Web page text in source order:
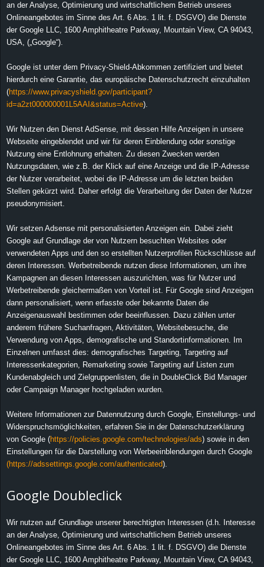
an der Analyse, Optimierung und wirtschaftlichem Betrieb unseres
Onlineangebotes im Sinne des Art. 6 Abs. 1 lit. f. DSGVO) die Dienste
der Google LLC, 1600 Amphitheatre Parkway, Mountain View, CA 94043,
USA, („Google“).
Google ist unter dem Privacy-Shield-Abkommen zertifiziert und bietet
hierdurch eine Garantie, das europäische Datenschutzrecht einzuhalten
(https://www.privacyshield.gov/participant?
id=a2zt000000001L5AAI&status=Active).
Wir Nutzen den Dienst AdSense, mit dessen Hilfe Anzeigen in unsere
Webseite eingeblendet und wir für deren Einblendung oder sonstige
Nutzung eine Entlohnung erhalten. Zu diesen Zwecken werden
Nutzungsdaten, wie z.B. der Klick auf eine Anzeige und die IP-Adresse
der Nutzer verarbeitet, wobei die IP-Adresse um die letzten beiden
Stellen gekürzt wird. Daher erfolgt die Verarbeitung der Daten der Nutzer
pseudonymisiert.
Wir setzen Adsense mit personalisierten Anzeigen ein. Dabei zieht
Google auf Grundlage der von Nutzern besuchten Websites oder
verwendeten Apps und den so erstellten Nutzerprofilen Rückschlüsse auf
deren Interessen. Werbetreibende nutzen diese Informationen, um ihre
Kampagnen an diesen Interessen auszurichten, was für Nutzer und
Werbetreibende gleichermaßen von Vorteil ist. Für Google sind Anzeigen
dann personalisiert, wenn erfasste oder bekannte Daten die
Anzeigenauswahl bestimmen oder beeinflussen. Dazu zählen unter
anderem frühere Suchanfragen, Aktivitäten, Websitebesuche, die
Verwendung von Apps, demografische und Standortinformationen. Im
Einzelnen umfasst dies: demografisches Targeting, Targeting auf
Interessenkategorien, Remarketing sowie Targeting auf Listen zum
Kundenabgleich und Zielgruppenlisten, die in DoubleClick Bid Manager
oder Campaign Manager hochgeladen wurden.
Weitere Informationen zur Datennutzung durch Google, Einstellungs- und
Widerspruchsmöglichkeiten, erfahren Sie in der Datenschutzerklärung
von Google (https://policies.google.com/technologies/ads) sowie in den
Einstellungen für die Darstellung von Werbeeinblendungen durch Google
(https://adssettings.google.com/authenticated).
Google Doubleclick
Wir nutzen auf Grundlage unserer berechtigten Interessen (d.h. Interesse
an der Analyse, Optimierung und wirtschaftlichem Betrieb unseres
Onlineangebotes im Sinne des Art. 6 Abs. 1 lit. f. DSGVO) die Dienste
der Google LLC, 1600 Amphitheatre Parkway, Mountain View, CA 94043,